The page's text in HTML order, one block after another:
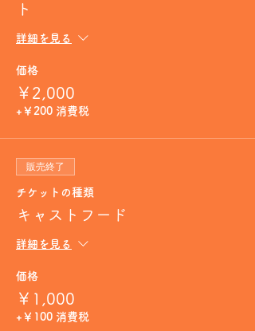
ト
詳細を見る
価格
￥2,000
+￥200 消費税
販売終了
チケットの種類
キャストフード
詳細を見る
価格
￥1,000
+￥100 消費税